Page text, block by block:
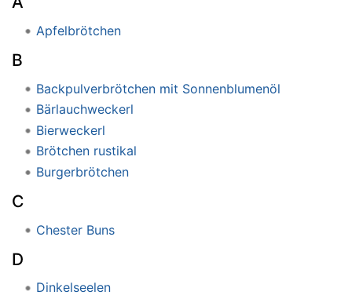
Apfelbrötchen
B
Backpulverbrötchen mit Sonnenblumenöl
Bärlauchweckerl
Bierweckerl
Brötchen rustikal
Burgerbrötchen
C
Chester Buns
D
Dinkelseelen